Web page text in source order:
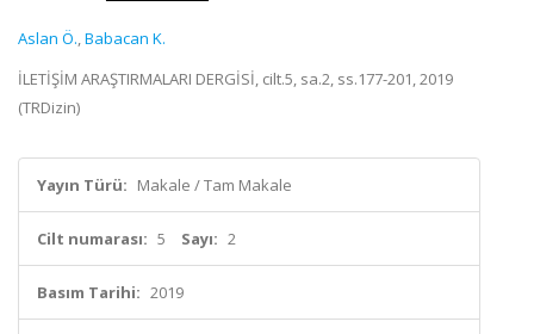
Aslan Ö.,Babacan K.
İLETİŞİM ARAŞTIRMALARI DERGİSİ, cilt.5, sa.2, ss.177-201, 2019
(TRDizin)
Yayın Türü: Makale / Tam Makale
Cilt numarası: 5 Sayı: 2
Basım Tarihi: 2019